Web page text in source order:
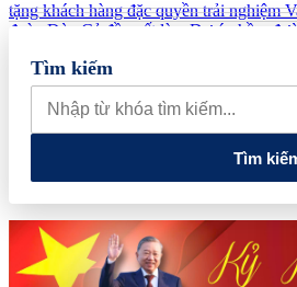
tặng khách hàng đặc quyền trải nghiệm
đoàn Đèo Cả đề xuất làm Dự án hầm
Hải quan Lào Cai phát hiện 5 vụ vi
thực phẩm và nhiều điện thoại nhập lậu
doanh, tìm kiếm doanh nghiệp tiêu biểu
các cửa hàng rau củ quả sạch tại Hà Nội
Tìm kiếm
Tìm